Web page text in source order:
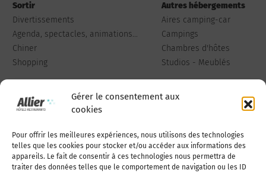
Gérer le consentement aux
cookies
Pour offrir les meilleures expériences, nous utilisons des technologies
telles que les cookies pour stocker et/ou accéder aux informations des
appareils. Le fait de consentir à ces technologies nous permettra de
traiter des données telles que le comportement de navigation ou les ID
Sortir
Divertissements
Agenda, spectacles, animations...
Chiner
Shopping
Autres hébergements
Aires camping-car
Campings
Chambres d'hôtes
Studios - Meublés
Qui sommes-nous Publiez votre annonce